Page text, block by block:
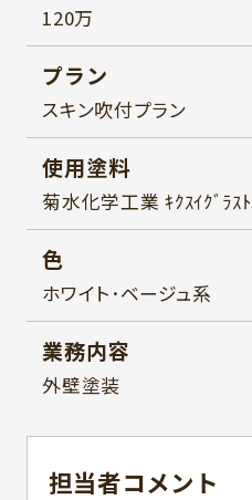
120万
プラン
スキン吹付プラン
使用塗料
菊水化学工業 ｷｸｽｲｸﾞﾗｽ
色
ホワイト･ベージュ系
業務内容
外壁塗装
担当者コメント